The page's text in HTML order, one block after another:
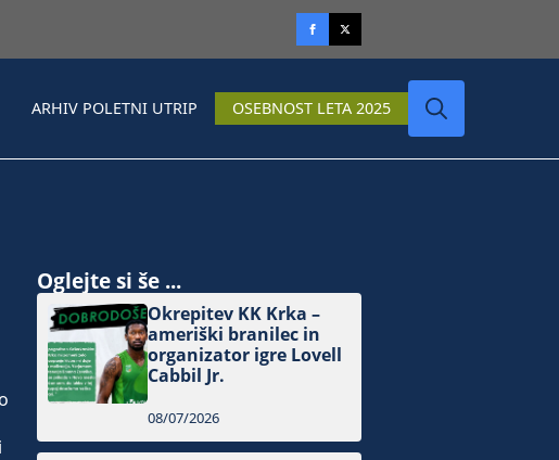
ARHIV POLETNI UTRIP OSEBNOST LETA 2025
Oglejte si še ...
Okrepitev KK Krka –
ameriški branilec in
organizator igre Lovell
Cabbil Jr.
08/07/2026